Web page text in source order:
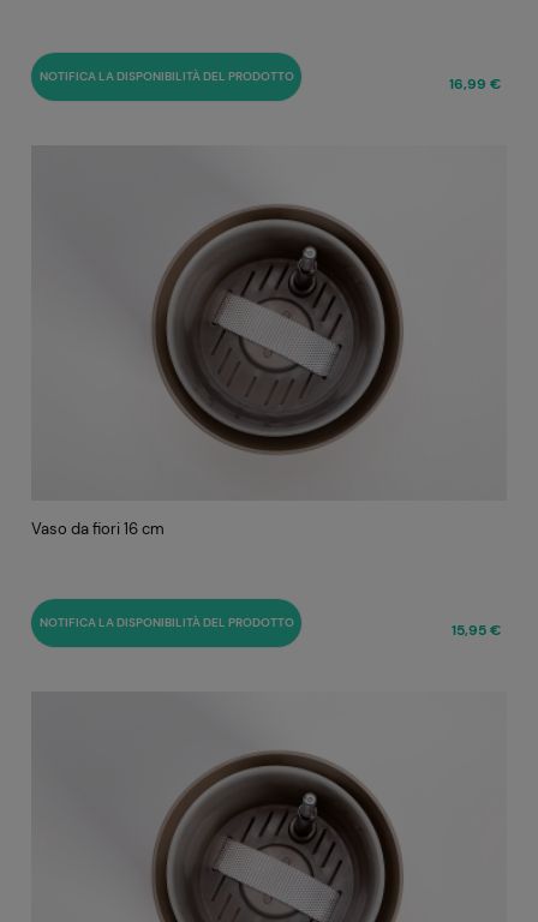
16,99 €
NOTIFICA LA DISPONIBILITÀ DEL PRODOTTO
Vaso da fiori 16 cm
15,95 €
NOTIFICA LA DISPONIBILITÀ DEL PRODOTTO